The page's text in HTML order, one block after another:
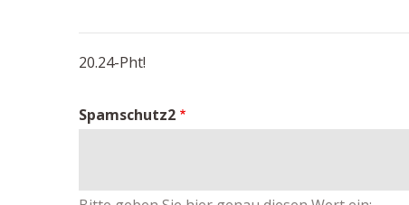
20.24-Pht!
Spamschutz2